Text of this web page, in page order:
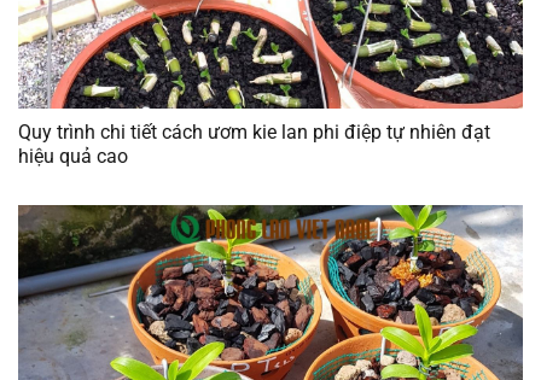
Quy trình chi tiết cách ươm kie lan phi điệp tự nhiên đạt
hiệu quả cao